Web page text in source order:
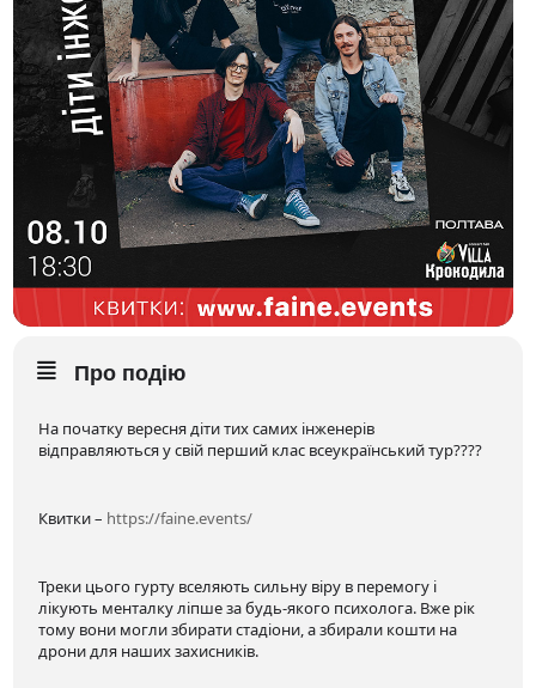
Про подію
На початку вересня діти тих самих інженерів
відправляються у свій перший клас всеукраїнський тур????
Квитки – https://faine.events/
Треки цього гурту вселяють сильну віру в перемогу і
лікують менталку ліпше за будь-якого психолога. Вже рік
тому вони могли збирати стадіони, а збирали кошти на
дрони для наших захисників.